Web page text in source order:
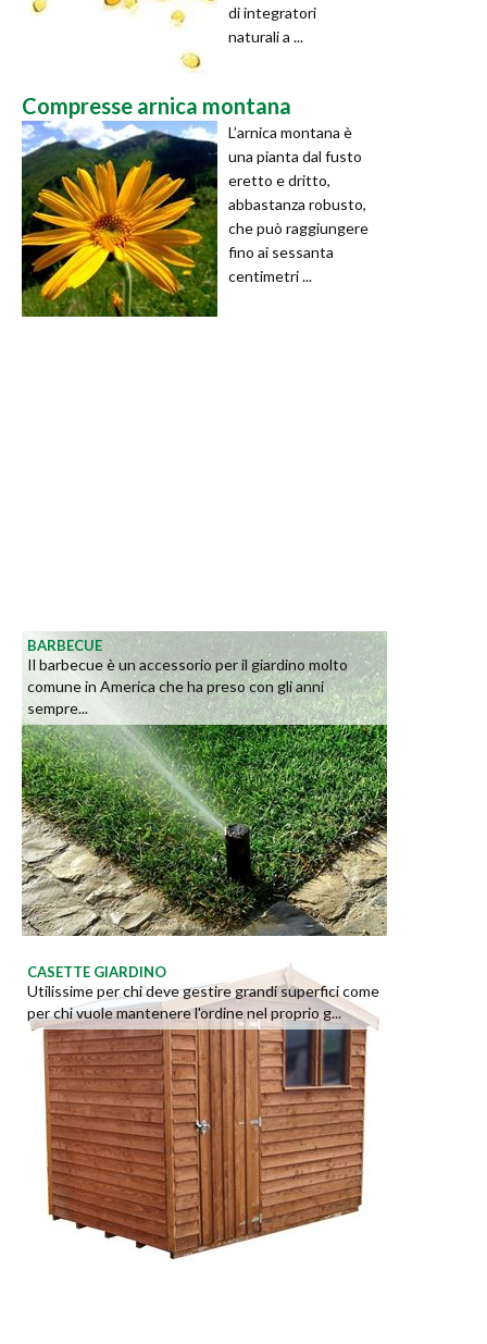
di integratori
naturali a ...
Compresse arnica montana
L’arnica montana è
una pianta dal fusto
eretto e dritto,
abbastanza robusto,
che può raggiungere
fino ai sessanta
centimetri ...
BARBECUE
Il barbecue è un accessorio per il giardino molto
comune in America che ha preso con gli anni
sempre...
CASETTE GIARDINO
Utilissime per chi deve gestire grandi superfici come
per chi vuole mantenere l'ordine nel proprio g...